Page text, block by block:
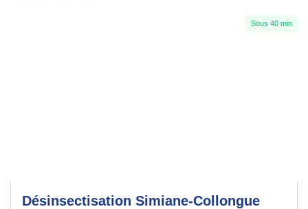
Sous 40 min
Désinsectisation Simiane-Collongue